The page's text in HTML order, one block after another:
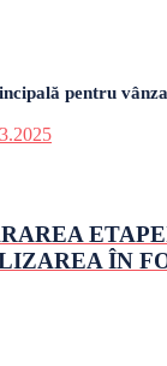
pentru
ÎN